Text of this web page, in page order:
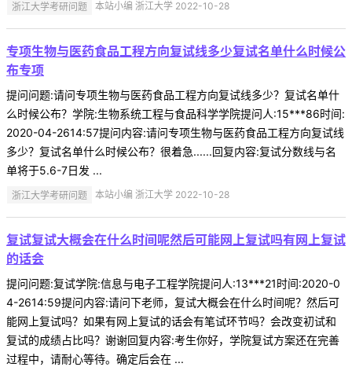
浙江大学考研问题 本站小编 浙江大学 2022-10-28
专项生物与医药食品工程方向复试线多少复试名单什么时候公
布专项
提问问题:请问专项生物与医药食品工程方向复试线多少？复试名单什
么时候公布？学院:生物系统工程与食品科学学院提问人:15***86时间:
2020-04-2614:57提问内容:请问专项生物与医药食品工程方向复试线
多少？复试名单什么时候公布？很着急......回复内容:复试分数线与名
单将于5.6-7日发 ...
浙江大学考研问题 本站小编 浙江大学 2022-10-28
复试复试大概会在什么时间呢然后可能网上复试吗有网上复试
的话会
提问问题:复试学院:信息与电子工程学院提问人:13***21时间:2020-0
4-2614:59提问内容:请问下老师，复试大概会在什么时间呢？然后可
能网上复试吗？如果有网上复试的话会有笔试环节吗？会改变初试和
复试的成绩占比吗？谢谢回复内容:考生你好，学院复试方案还在完善
过程中，请耐心等待。确定后会在 ...